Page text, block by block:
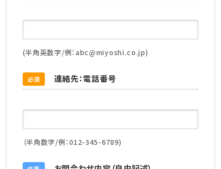
(半角英数字/例：abc@miyoshi.co.jp)
連絡先：電話番号
必須
（半角数字/例：012-345-6789)